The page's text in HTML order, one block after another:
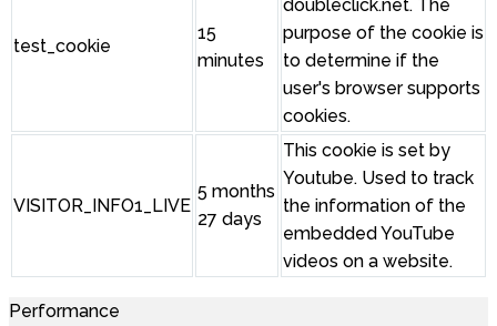
test_cookie
15
minutes
doubleclick.net. The
purpose of the cookie is
to determine if the
user's browser supports
cookies.
VISITOR_INFO1_LIVE
5 months
27 days
This cookie is set by
Youtube. Used to track
the information of the
embedded YouTube
videos on a website.
Performance